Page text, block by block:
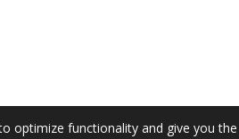
optimize functionality and give you